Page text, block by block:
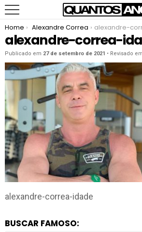
You are here:
Home Alexandre Correa alexandre-correa-
alexandre-correa-
Publicado em 27 de setembro de 2021 • Revisado
alexandre-correa-idade
BUSCAR FAMOSO: